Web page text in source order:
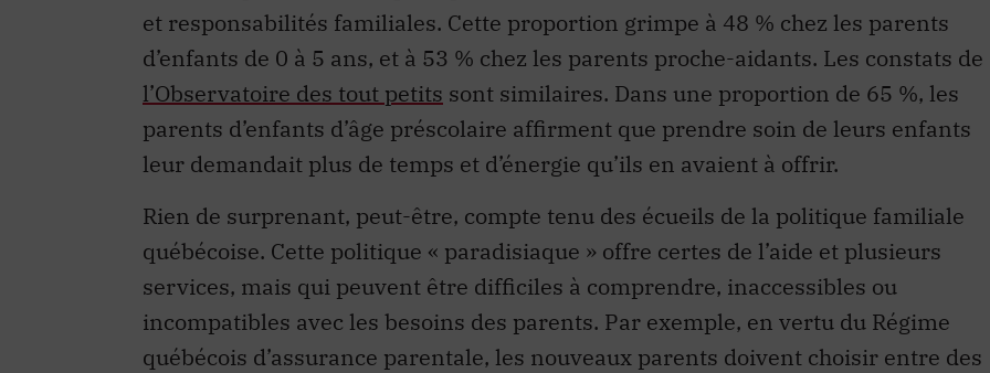
et responsabilités familiales. Cette proportion grimpe à 48 % chez les parents
d’enfants de 0 à 5 ans, et à 53 % chez les parents proche-aidants. Les constats de
l’Observatoire des tout petits sont similaires. Dans une proportion de 65 %, les
parents d’enfants d’âge préscolaire affirment que prendre soin de leurs enfants
leur demandait plus de temps et d’énergie qu’ils en avaient à offrir.
Rien de surprenant, peut-être, compte tenu des écueils de la politique familiale
québécoise. Cette politique « paradisiaque » offre certes de l’aide et plusieurs
services, mais qui peuvent être difficiles à comprendre, inaccessibles ou
incompatibles avec les besoins des parents. Par exemple, en vertu du Régime
québécois d’assurance parentale, les nouveaux parents doivent choisir entre des